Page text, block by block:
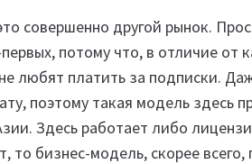
совершенно другой рынок.
потому что, в отличие от
любят платить за подписки.
поэтому такая модель здесь
Здесь работает либо
то бизнес-модель, скорее